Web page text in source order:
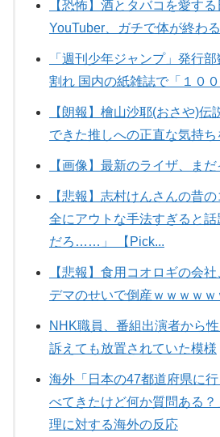
【恐怖】酒とタバコを愛す
YouTuber、ガチで体が終わる
「週刊少年ジャンプ」発行
割れ 国内の紙雑誌で「１０
【朗報】檜山沙耶(おさや)伝
できた推しへの正直な気持
【画像】最新のライザ、ま
【悲報】志村けんさんの昔
全にアウトな手法すぎると
だろ……」 【Pick...
【悲報】食用コオロギの会
デマのせいで倒産ｗｗｗｗｗ
NHK職員、番組出演者から
訴えても放置されていた模様
海外「日本の47都道府県に
べてきたけど何か質問ある
理に対する海外の反応